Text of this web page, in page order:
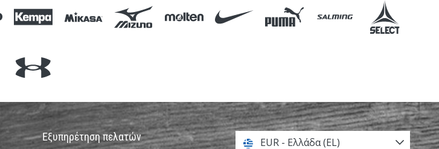
Εξυπηρέτηση πελατών EUR - Ελλάδα (EL)